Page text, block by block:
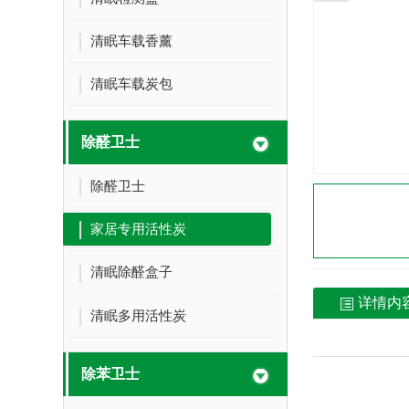
清眠车载香薰
清眠车载炭包
除醛卫士
除醛卫士
家居专用活性炭
清眠除醛盒子
清眠多用活性炭
除苯卫士
详情内